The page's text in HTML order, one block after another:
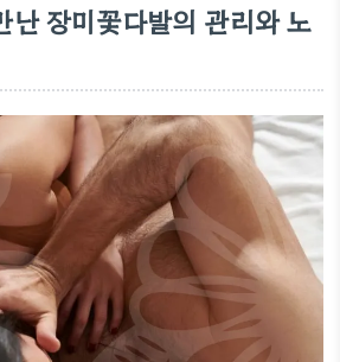
난 장미꽃다발의 관리와 노